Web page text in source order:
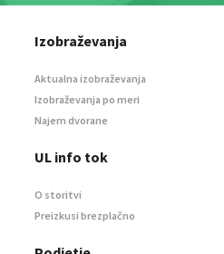
Izobraževanja
Aktualna izobraževanja
Izobraževanja po meri
Najem dvorane
UL info tok
O storitvi
Preizkusi brezplačno